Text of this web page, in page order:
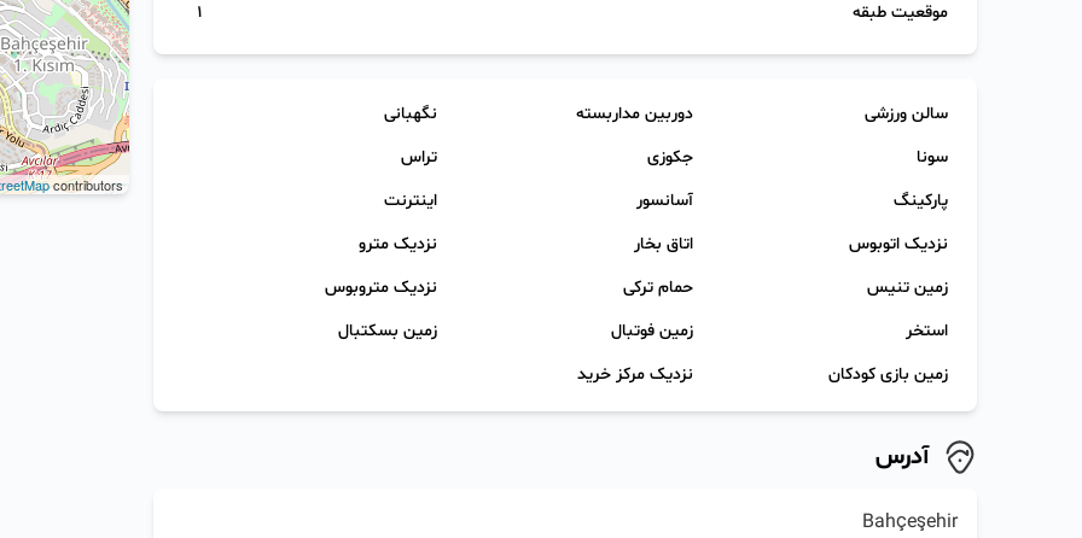
موقعیت طبقه 1
سالن ورزشی دوربین مداربسته
نگهبانی
سونا
جکوزی
تراس
پارکینگ
آسانسور
اینترنت
نزدیک اتوبوس
اتاق بخار
نزدیک مترو
زمین تنیس
حمام ترکی
نزدیک متروبوس
استخر
زمین فوتبال
زمین بسکتبال
زمین بازی کودکان
نزدیک مرکز خرید
آدرس
Bahçeşehir
contributors